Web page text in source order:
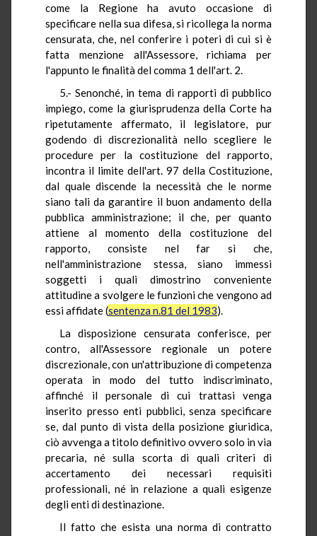
come la Regione ha avuto occasione di
specificare nella sua difesa, si ricollega la norma
censurata, che, nel conferire i poteri di cui si è
fatta menzione all'Assessore, richiama per
l'appunto le finalità del comma 1 dell'art. 2.
5.- Senonché, in tema di rapporti di pubblico
impiego, come la giurisprudenza della Corte ha
ripetutamente affermato, il legislatore, pur
godendo di discrezionalità nello scegliere le
procedure per la costituzione del rapporto,
incontra il limite dell'art. 97 della Costituzione,
dal quale discende la necessità che le norme
siano tali da garantire il buon andamento della
pubblica amministrazione; il che, per quanto
attiene al momento della costituzione del
rapporto, consiste nel far sì che,
nell'amministrazione stessa, siano immessi
soggetti i quali dimostrino conveniente
attitudine a svolgere le funzioni che vengono ad
essi affidate (sentenza n.81 del 1983).
La disposizione censurata conferisce, per
contro, all'Assessore regionale un potere
discrezionale, con un'attribuzione di competenza
operata in modo del tutto indiscriminato,
affinché il personale di cui trattasi venga
inserito presso enti pubblici, senza specificare
se, dal punto di vista della posizione giuridica,
ciò avvenga a titolo definitivo ovvero solo in via
precaria, né sulla scorta di quali criteri di
accertamento dei necessari requisiti
professionali, né in relazione a quali esigenze
degli enti di destinazione.
Il fatto che esista una norma di contratto